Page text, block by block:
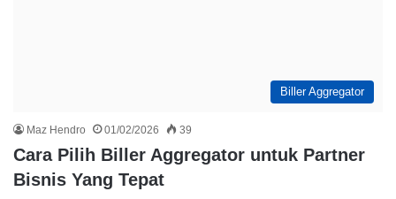
Biller Aggregator
Maz Hendro 01/02/2026 39
Cara Pilih Biller Aggregator untuk Partner
Bisnis Yang Tepat